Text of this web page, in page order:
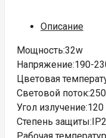
Описание
Мощность:32w
Напряжение:190-
Цветовая
Световой
Угол излучение:120
Степень